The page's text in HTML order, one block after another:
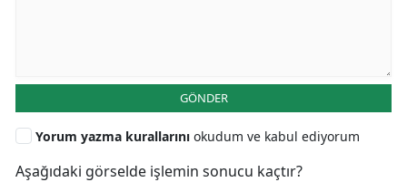
GÖNDER
Yorum yazma kurallarını okudum ve kabul ediyorum
Aşağıdaki görselde işlemin sonucu kaçtır?